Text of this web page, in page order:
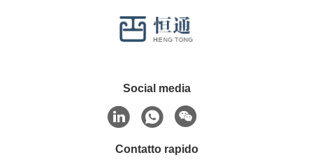
Social media
Contatto rapido